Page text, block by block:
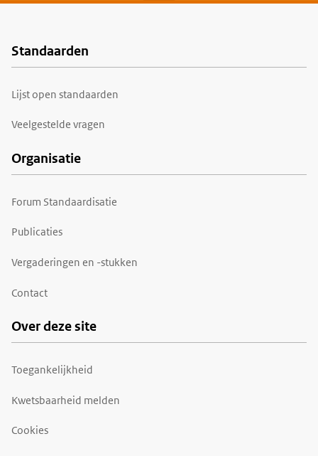
Voet
Standaarden
Lijst open standaarden
Veelgestelde vragen
Organisatie
Forum Standaardisatie
Publicaties
Vergaderingen en -stukken
Contact
Over deze site
Toegankelijkheid
Kwetsbaarheid melden
Cookies